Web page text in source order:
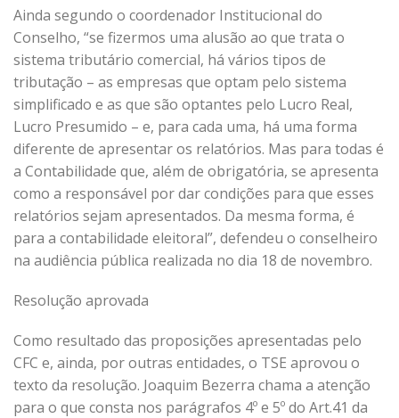
Ainda segundo o coordenador Institucional do
Conselho, “se fizermos uma alusão ao que trata o
sistema tributário comercial, há vários tipos de
tributação – as empresas que optam pelo sistema
simplificado e as que são optantes pelo Lucro Real,
Lucro Presumido – e, para cada uma, há uma forma
diferente de apresentar os relatórios. Mas para todas é
a Contabilidade que, além de obrigatória, se apresenta
como a responsável por dar condições para que esses
relatórios sejam apresentados. Da mesma forma, é
para a contabilidade eleitoral”, defendeu o conselheiro
na audiência pública realizada no dia 18 de novembro.
Resolução aprovada
Como resultado das proposições apresentadas pelo
CFC e, ainda, por outras entidades, o TSE aprovou o
texto da resolução. Joaquim Bezerra chama a atenção
para o que consta nos parágrafos 4º e 5º do Art.41 da